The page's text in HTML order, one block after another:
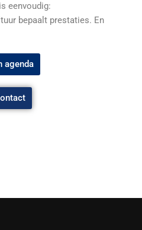
eenvoudig:
bepaalt prestaties. En
agenda